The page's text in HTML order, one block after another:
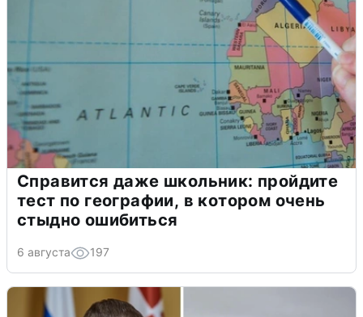
Справится даже школьник: пройдите
тест по географии, в котором очень
стыдно ошибиться
6 августа 197